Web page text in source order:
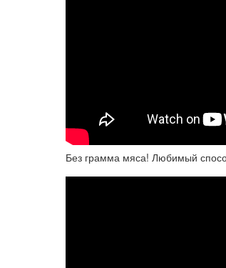
Без грамма мяса! Любимый